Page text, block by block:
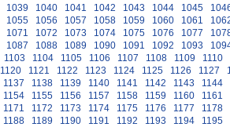
1039 1040 1041 1042 1043 1044 1045
1055 1056 1057 1058 1059 1060 1061
1071 1072 1073 1074 1075 1076 1077
1087 1088 1089 1090 1091 1092 1093
1103 1104 1105 1106 1107 1108 1109
1110
1120 1121 1122 1123 1124 1125 1126 1127
1137 1138 1139 1140 1141 1142 1143
1144
1154 1155 1156 1157 1158 1159 1160
1161
1171 1172 1173 1174 1175 1176 1177
1178
1188 1189 1190 1191 1192 1193 1194
1195